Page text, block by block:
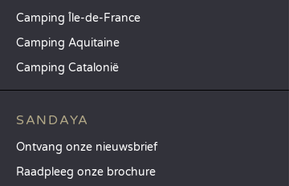
Camping Île-de-France
Camping Aquitaine
Camping Catalonië
SANDAYA
Ontvang onze nieuwsbrief
Raadpleeg onze brochure